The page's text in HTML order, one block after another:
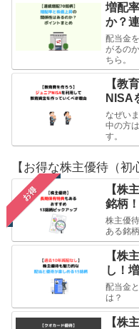
増配
か？
配当金
がるの
ちら。
【教
NISA
なぜい
中の方
す。
【お得な株主優待（初
お得
【株
銘柄
株主優
ある銘
【株
し！
配当金
は？
【株